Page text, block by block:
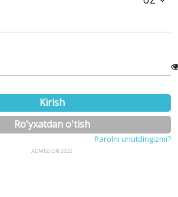
Kirish
Ro'yxatdan o'tish
Parolni unutdingizmi?
ADMISSION 2022